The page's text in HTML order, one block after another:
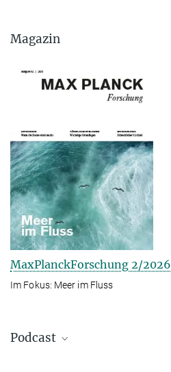
Magazin
MaxPlanckForschung 2/2026
Im Fokus: Meer im Fluss
Podcast